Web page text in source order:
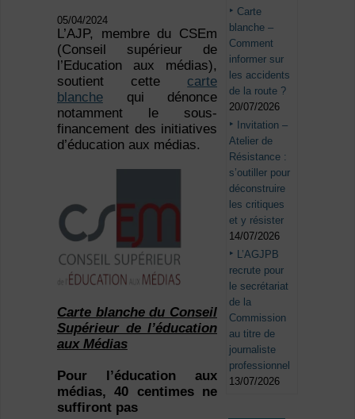
05/04/2024
L’AJP, membre du CSEm
(Conseil supérieur de
l’Education aux médias),
soutient cette carte
blanchequi dénonce
notamment le sous-
financement des initiatives
d’éducation aux médias.
Carte blanche du Conseil
Supérieur de l’éducation
aux Médias
Pour l’éducation aux
médias, 40 centimes ne
suffiront pas
Carte
blanche –
Comment
informer sur
les accidents
de la route ?
20/07/2026
Invitation –
Atelier de
Résistance :
s’outiller pour
déconstruire
les critiques
et y résister
14/07/2026
L’AGJPB
recrute pour
le secrétariat
de la
Commission
au titre de
journaliste
professionnel
13/07/2026